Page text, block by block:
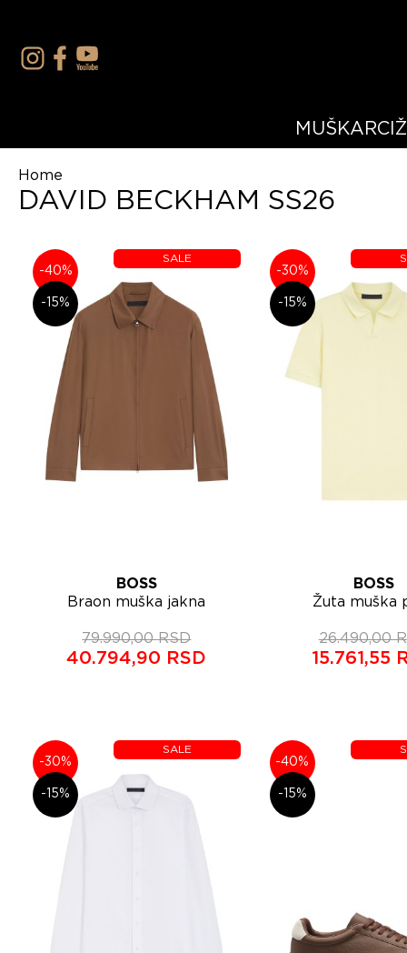
MUŠKARCI
Home
DAVID BECKHAM SS26
-40%
-15%
SALE
Lista želja Brzi pregled
BOSS
Braon muška jakna
79.990,00 RSD
40.794,90 RSD
-30%
-15%
Lista želja Brzi
BOSS
Žuta muška
26.490,00
15.761,55
-30%
-15%
SALE
-40%
-15%